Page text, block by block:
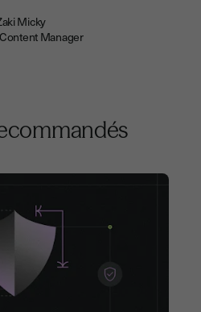
Micky
Manager